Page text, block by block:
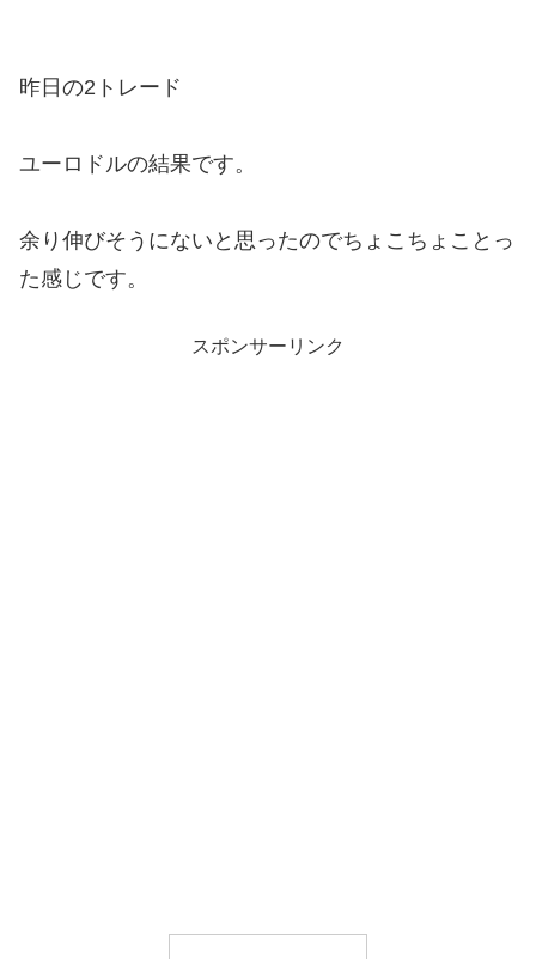
昨日の2トレード
ユーロドルの結果です。
余り伸びそうにないと思ったのでちょこちょことっ
た感じです。
スポンサーリンク